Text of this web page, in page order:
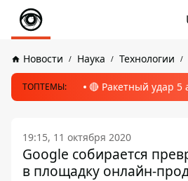
Новости Наука Технологии
ТОПТЕМЫ: 🔴 Ракетный удар 5
19:15, 11 октября 2020
Google собирается
в площадку онлайн-